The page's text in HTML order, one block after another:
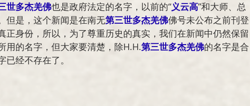
世多杰羌佛也是政府法定的名字，以前的“义云高”和大师、总
但是，这个新闻是在南无第三世多杰羌佛佛号未公布之前刊登
正身份，所以，为了尊重历史的真实，我们在新闻中仍然保留
用的名字，但大家要清楚，除H.H.第三世多杰羌佛的名字是合
经不存在了。